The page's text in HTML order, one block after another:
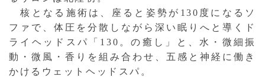
核となる施術は、座ると姿勢が130度になるソ
ファで、体圧を分散しながら深い眠りへと導くド
ライヘッドスパ「130。の癒し」と、水・微細振
動・微風・香りを組み合わせ、五感と神経に働き
かけるウェットヘッドスパ。